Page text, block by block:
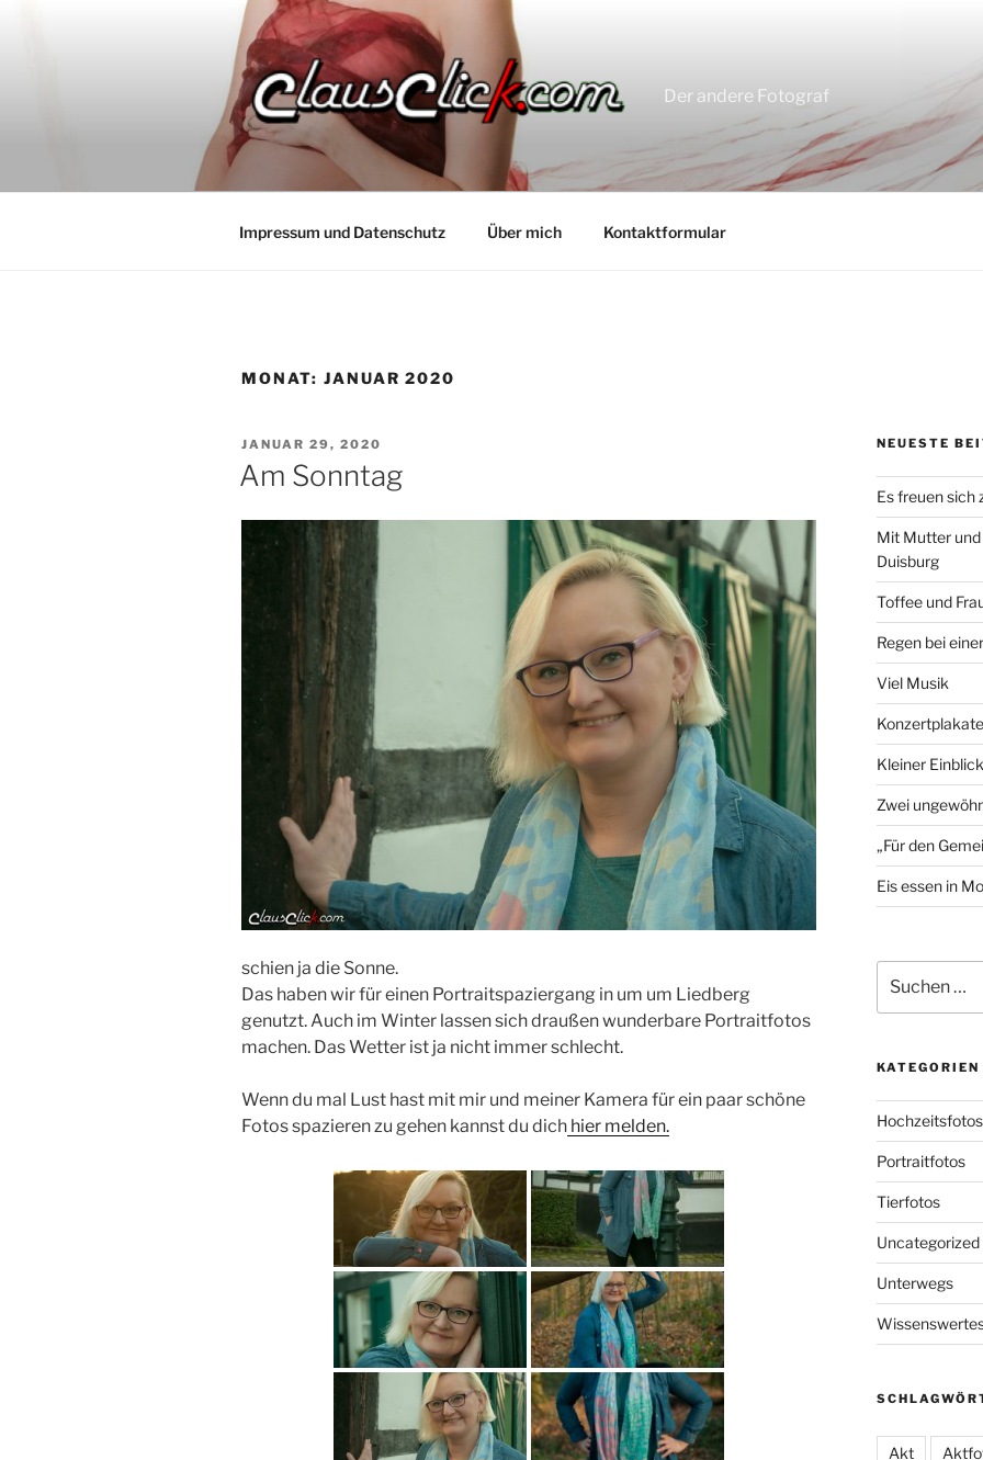
Der andere Fotograf
Impressum und Datenschutz Über mich Kontaktformular
MONAT: JANUAR 2020
VERÖFFENTLICHT
AM
JANUAR 29, 2020
Am Sonntag
schien ja die Sonne.
Das haben wir für einen Portraitspaziergang in um um Liedberg
genutzt. Auch im Winter lassen sich draußen wunderbare Portraitfotos
machen. Das Wetter ist ja nicht immer schlecht.
Wenn du mal Lust hast mit mir und meiner Kamera für ein paar schöne
Fotos spazieren zu gehen kannst du dich hier melden.
NEUESTE
Es freuen sich
Mit Mutter
Duisburg
Toffee und
Regen bei
Viel Musik
Konzertplakate
Kleiner Einblick
Zwei
„Für den
Eis essen in
nach:
KATEGORIEN
Hochzeitsfotos
Portraitfotos
Tierfotos
Uncategorized
Unterwegs
Akt